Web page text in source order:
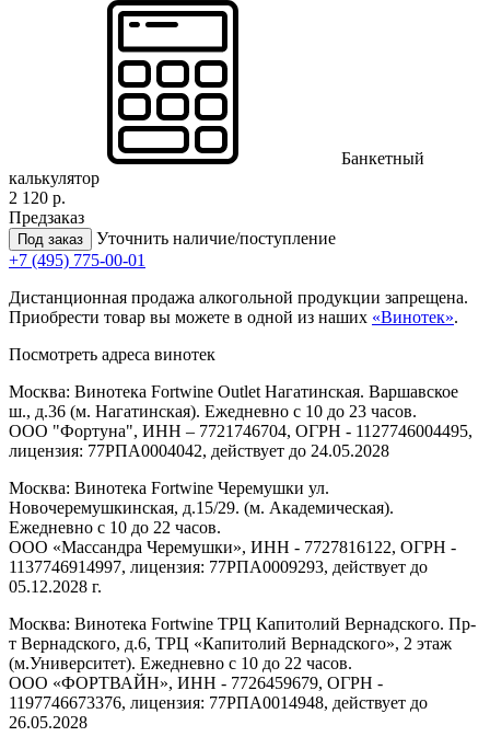
Банкетный
калькулятор
2 120 р.
Предзаказ
Под заказ
Уточнить наличие/поступление
+7 (495) 775-00-01
Дистанционная продажа алкогольной продукции запрещена.
Приобрести товар вы можете в одной из наших «Винотек».
Посмотреть адреса винотек
Москва: Винотека Fortwine Outlet Нагатинская. Варшавское
ш., д.36 (м. Нагатинская). Ежедневно с 10 до 23 часов.
ООО "Фортуна", ИНН – 7721746704, ОГРН - 1127746004495,
лицензия: 77РПА0004042, действует до 24.05.2028
Москва: Винотека Fortwine Черемушки ул.
Новочеремушкинская, д.15/29. (м. Академическая).
Ежедневно с 10 до 22 часов.
ООО «Массандра Черемушки», ИНН - 7727816122, ОГРН -
1137746914997, лицензия: 77РПА0009293, действует до
05.12.2028 г.
Москва: Винотека Fortwine ТРЦ Капитолий Вернадского. Пр-
т Вернадского, д.6, ТРЦ «Капитолий Вернадского», 2 этаж
(м.Университет). Ежедневно с 10 до 22 часов.
ООО «ФОРТВАЙН», ИНН - 7726459679, ОГРН -
1197746673376, лицензия: 77РПА0014948, действует до
26.05.2028